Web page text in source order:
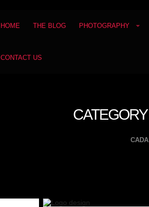
HOME THE BLOG PHOTOGRAPHY
CONTACT US